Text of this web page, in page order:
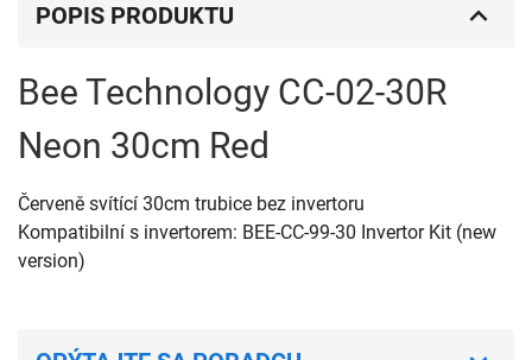
POPIS PRODUKTU
Bee Technology CC-02-30R
Neon 30cm Red
Červeně svítící 30cm trubice bez invertoru
Kompatibilní s invertorem: BEE-CC-99-30 Invertor Kit (new
version)